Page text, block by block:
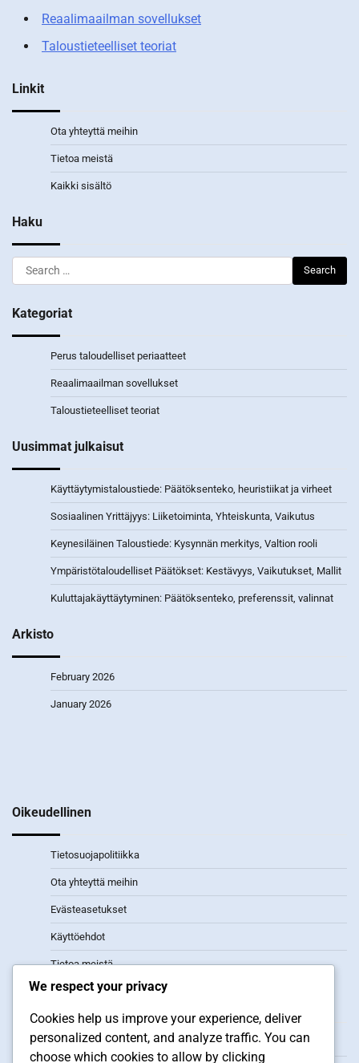
Reaalimaailman sovellukset
Taloustieteelliset teoriat
Linkit
Ota yhteyttä meihin
Tietoa meistä
Kaikki sisältö
Haku
Search
for:
Kategoriat
Perus taloudelliset periaatteet
Reaalimaailman sovellukset
Taloustieteelliset teoriat
Uusimmat julkaisut
Käyttäytymistaloustiede: Päätöksenteko, heuristiikat ja virheet
Sosiaalinen Yrittäjyys: Liiketoiminta, Yhteiskunta, Vaikutus
Keynesiläinen Taloustiede: Kysynnän merkitys, Valtion rooli
Ympäristötaloudelliset Päätökset: Kestävyys, Vaikutukset, Mallit
Kuluttajakäyttäytyminen: Päätöksenteko, preferenssit, valinnat
Arkisto
February 2026
January 2026
Oikeudellinen
Tietosuojapolitiikka
Ota yhteyttä meihin
Evästeasetukset
Käyttöehdot
Tietoa meistä
Käyttäytymistaloustiede: Päätöksenteko, heuristiikat ja virheet
We respect your privacy
Cookies help us improve your experience, deliver
personalized content, and analyze traffic. You can
choose which cookies to allow by clicking